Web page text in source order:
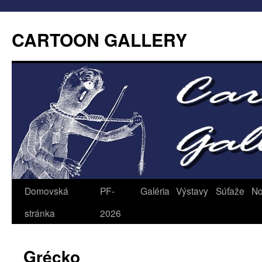
CARTOON GALLERY
Domovská
stránka
PF-
2026
Galéria Výstavy Súťaže
Grécko